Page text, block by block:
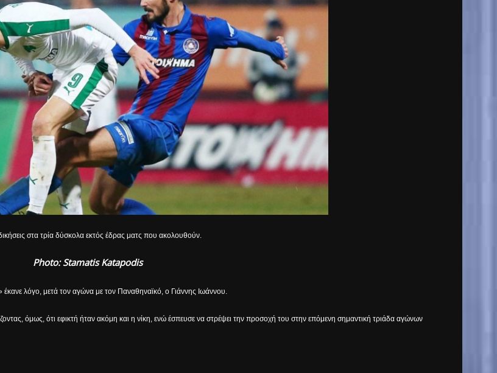
στα τρία δύσκολα εκτός έδρας ματς που ακολουθούν.
Photo: Stamatis Katapodis
λόγο, μετά τον αγώνα με τον Παναθηναϊκό, ο Γιάννης Ιωάννου.
όμως, ότι εφικτή ήταν ακόμη και η νίκη, ενώ έσπευσε να στρέψει την προσοχή του στην επόμενη σημαντική τριάδα αγώνων